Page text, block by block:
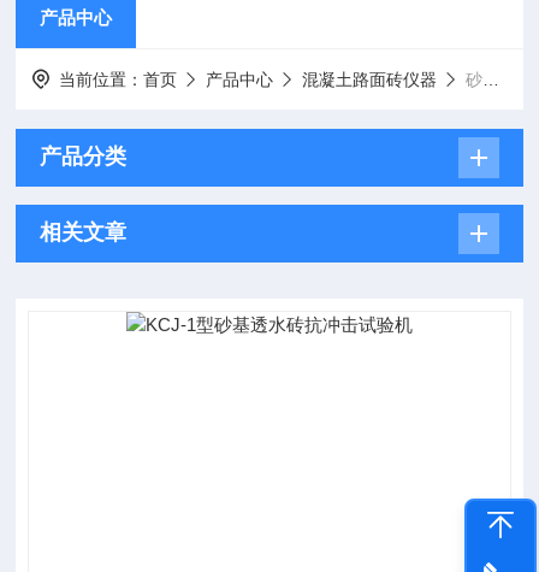
产品中心
当前位置：首页 产品中心 混凝土路面砖仪器 砂基透水砖抗冲击试验机
产品分类
相关文章